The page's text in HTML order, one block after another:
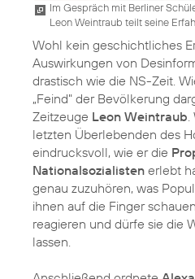
Im Gespräch mit Berliner
Leon Weintraub teilt seine
Wohl kein geschichtliches
Auswirkungen von
drastisch wie die NS-Zeit.
„Feind" der Bevölkerung
Zeitzeuge Leon Weintraub.
letzten Überlebenden des
eindrucksvoll, wie er die
Nationalsozialisten erlebt
genau zuzuhören, was
ihnen auf die Finger
reagieren und dürfe sie die
lassen.